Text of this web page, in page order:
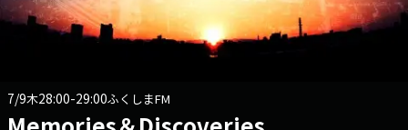
7/9木28:00-29:00ふくしまFM